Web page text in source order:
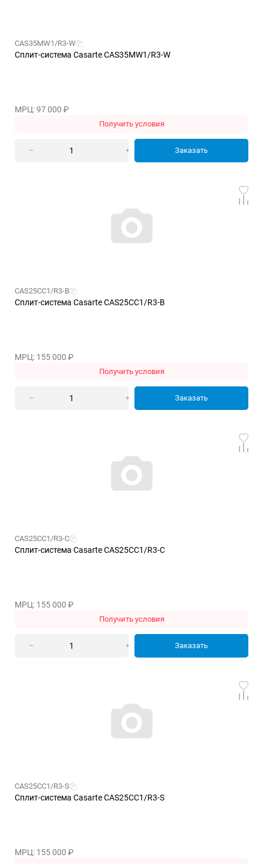
CAS35MW1/R3-W
Сплит-система Casarte CAS35MW1/R3-W
МРЦ: 97 000 ₽
Получить условия
– + Заказать
CAS25CC1/R3-B
Сплит-система Casarte CAS25CC1/R3-B
МРЦ: 155 000 ₽
Получить условия
– + Заказать
CAS25CC1/R3-C
Сплит-система Casarte CAS25CC1/R3-C
МРЦ: 155 000 ₽
Получить условия
– + Заказать
CAS25CC1/R3-S
Сплит-система Casarte CAS25CC1/R3-S
МРЦ: 155 000 ₽